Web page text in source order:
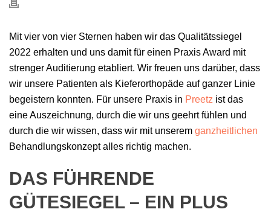
Mit vier von vier Sternen haben wir das Qualitätssiegel
2022 erhalten und uns damit für einen Praxis Award mit
strenger Auditierung etabliert. Wir freuen uns darüber, dass
wir unsere Patienten als Kieferorthopäde auf ganzer Linie
begeistern konnten. Für unsere Praxis in Preetz ist das
eine Auszeichnung, durch die wir uns geehrt fühlen und
durch die wir wissen, dass wir mit unserem ganzheitlichen
Behandlungskonzept alles richtig machen.
DAS FÜHRENDE
GÜTESIEGEL – EIN PLUS